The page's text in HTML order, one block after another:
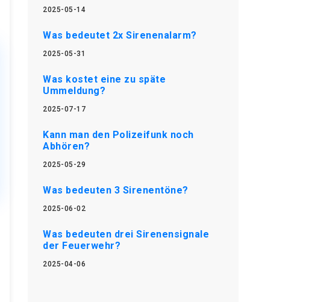
2025-05-14
Was bedeutet 2x Sirenenalarm?
2025-05-31
Was kostet eine zu späte
Ummeldung?
2025-07-17
Kann man den Polizeifunk noch
Abhören?
2025-05-29
Was bedeuten 3 Sirenentöne?
2025-06-02
Was bedeuten drei Sirenensignale
der Feuerwehr?
2025-04-06